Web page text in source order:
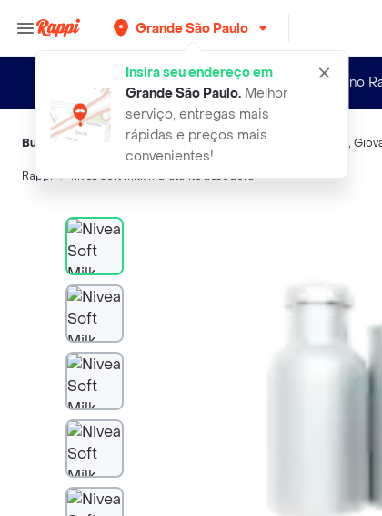
Grande São Paulo
Insira seu endereço em
Grande São Paulo.Melhor
serviço, entregas mais
rápidas e preços mais
convenientes!
Novo no
Buscas relacionadas:Hidratantes faciais, Nivea ,
Rappi nivea soft milk hidratante desodora